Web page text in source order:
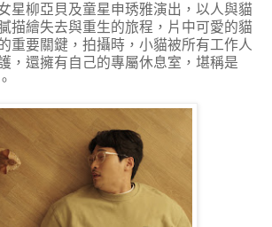
星柳亞貝及童星申琇雅演出，以人與貓
描繪失去與重生的旅程，片中可愛的貓
重要關鍵，拍攝時，小貓被所有工作人
，還擁有自己的專屬休息室，堪稱是